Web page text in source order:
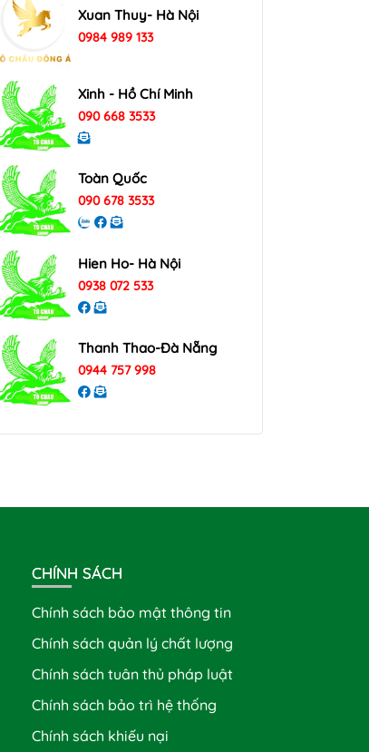
Xuan Thuy- Hà Nội
0984 989 133
Xinh - Hồ Chí Minh
090 668 3533
Toàn Quốc
090 678 3533
Hien Ho- Hà Nội
0938 072 533
Thanh Thao-Đà Nẵng
0944 757 998
CHÍNH SÁCH
Chính sách bảo mật thông tin
Chính sách quản lý chất lượng
Chính sách tuân thủ pháp luật
Chính sách bảo trì hệ thống
Chính sách khiếu nại